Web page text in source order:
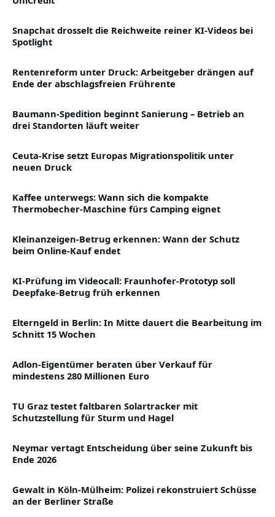
Snapchat drosselt die Reichweite reiner KI-Videos bei
Spotlight
Rentenreform unter Druck: Arbeitgeber drängen auf
Ende der abschlagsfreien Frührente
Baumann-Spedition beginnt Sanierung – Betrieb an
drei Standorten läuft weiter
Ceuta-Krise setzt Europas Migrationspolitik unter
neuen Druck
Kaffee unterwegs: Wann sich die kompakte
Thermobecher-Maschine fürs Camping eignet
Kleinanzeigen-Betrug erkennen: Wann der Schutz
beim Online-Kauf endet
KI-Prüfung im Videocall: Fraunhofer-Prototyp soll
Deepfake-Betrug früh erkennen
Elterngeld in Berlin: In Mitte dauert die Bearbeitung im
Schnitt 15 Wochen
Adlon-Eigentümer beraten über Verkauf für
mindestens 280 Millionen Euro
TU Graz testet faltbaren Solartracker mit
Schutzstellung für Sturm und Hagel
Neymar vertagt Entscheidung über seine Zukunft bis
Ende 2026
Gewalt in Köln-Mülheim: Polizei rekonstruiert Schüsse
an der Berliner Straße